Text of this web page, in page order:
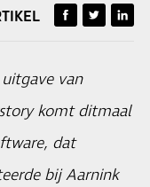
van
komt ditmaal
dat
bij Aarnink